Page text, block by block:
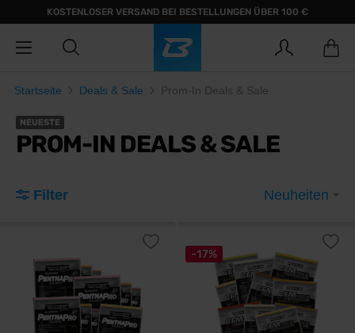
KOSTENLOSER VERSAND BEI BESTELLUNGEN ÜBER 100 €
Startseite Deals & Sale Prom-In Deals & Sale
NEUESTE
PROM-IN DEALS & SALE
Filter Neuheiten
-17%